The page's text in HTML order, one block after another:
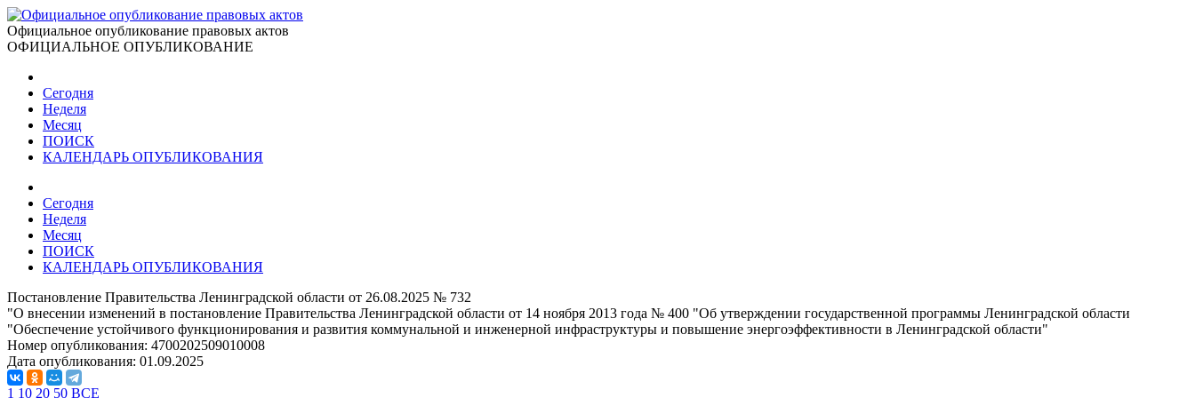
Официальное опубликование правовых актов
ОФИЦИАЛЬНОЕ ОПУБЛИКОВАНИЕ
Сегодня
Неделя
Месяц
ПОИСК
КАЛЕНДАРЬ ОПУБЛИКОВАНИЯ
Сегодня
Неделя
Месяц
ПОИСК
КАЛЕНДАРЬ ОПУБЛИКОВАНИЯ
Постановление Правительства Ленинградской области от 26.08.2025 № 732
"О внесении изменений в постановление Правительства Ленинградской области от 14 ноября 2013 года № 400 "Об утверждении государственной программы Ленинградской области
"Обеспечение устойчивого функционирования и развития коммунальной и инженерной инфраструктуры и повышение энергоэффективности в Ленинградской области"
Номер опубликования: 4700202509010008
Дата опубликования: 01.09.2025
1 10 20 50 ВСЕ